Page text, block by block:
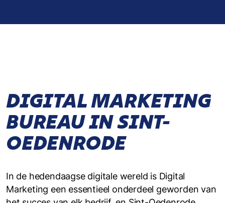
DIGITAL MARKETING
BUREAU IN SINT-
OEDENRODE
In de hedendaagse digitale wereld is Digital
Marketing een essentieel onderdeel geworden van